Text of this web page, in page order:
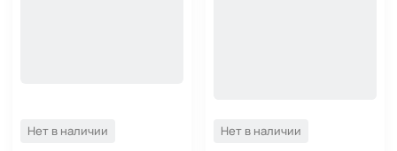
Нет в наличии
Нет в наличии